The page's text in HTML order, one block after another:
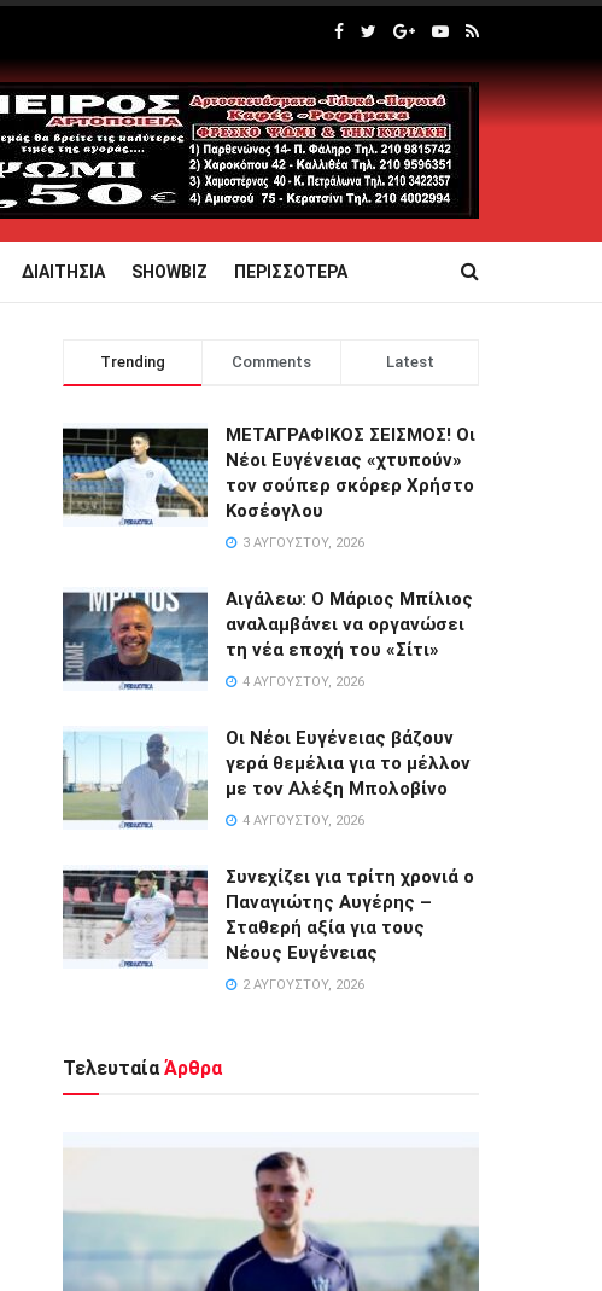
ΔΙΑΙΤΗΣΙΑ SHOWBIZ ΠΕΡΙΣΣΟΤΕΡΑ
Trending Comments Latest
ΜΕΤΑΓΡΑΦΙΚΟΣ ΣΕΙΣΜΟΣ! Οι
Νέοι Ευγένειας «χτυπούν»
τον σούπερ σκόρερ Χρήστο
Κοσέογλου
3 ΑΥΓΟΎΣΤΟΥ, 2026
Αιγάλεω: Ο Μάριος Μπίλιος
αναλαμβάνει να οργανώσει
τη νέα εποχή του «Σίτι»
4 ΑΥΓΟΎΣΤΟΥ, 2026
Οι Νέοι Ευγένειας βάζουν
γερά θεμέλια για το μέλλον
με τον Αλέξη Μπολοβίνο
4 ΑΥΓΟΎΣΤΟΥ, 2026
Συνεχίζει για τρίτη χρονιά ο
Παναγιώτης Αυγέρης –
Σταθερή αξία για τους
Νέους Ευγένειας
2 ΑΥΓΟΎΣΤΟΥ, 2026
Τελευταία Άρθρα